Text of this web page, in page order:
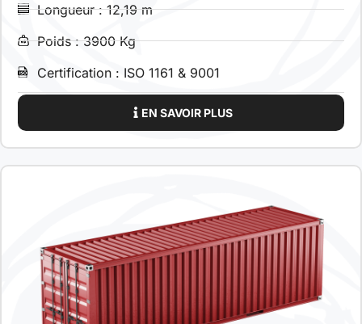
Longueur : 12,19 m
Poids : 3900 Kg
Certification : ISO 1161 & 9001
EN SAVOIR PLUS